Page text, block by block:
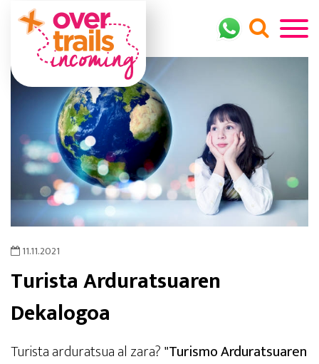
11.11.2021
Turista Arduratsuaren
Dekalogoa
Turista arduratsua al zara?"Turismo Arduratsuaren